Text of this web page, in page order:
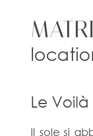
Le
Il sole si